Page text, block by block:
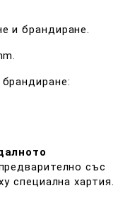
и брандиране.
със
специална хартия.